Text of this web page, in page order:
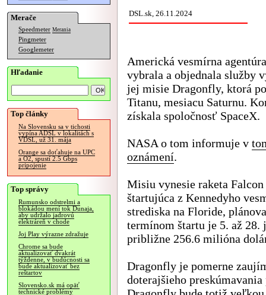
Merače
Speedmeter Merania
Pingmeter
Googlemeter
Hľadanie
Top články
Na Slovensku sa v tichosti
vypína ADSL v lokalitách s
VDSL, už 31. mája
Orange sa doťahuje na UPC
a O2, spustí 2.5 Gbps
pripojenie
Top správy
Rumunsko odstrelmi a
blokádou mení tok Dunaja,
aby udržalo jadrovú
elektráreň v chode
Joj Play výrazne zdražuje
Chrome sa bude
aktualizovať dvakrát
týždenne, v budúcnosti sa
bude aktualizovať bez
reštartov
Slovensko.sk má opäť
technické problémy
DSL.sk, 26.11.2024
Americká vesmírna
vybrala a objednala služby
jej misie Dragonfly, ktorá
Titanu, mesiacu Saturnu.
získala spoločnosť SpaceX.
NASA o tom informuje v
oznámení.
Misiu vynesie raketa
štartujúca z Kennedyho
strediska na Floride,
termínom štartu je 5. až
približne 256.6 milióna
Dragonfly je pomerne
doterajšieho